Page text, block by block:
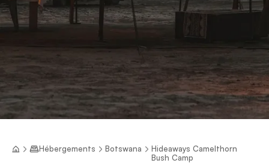
Hébergements Botswana
Hideaways Camelthorn
Bush Camp